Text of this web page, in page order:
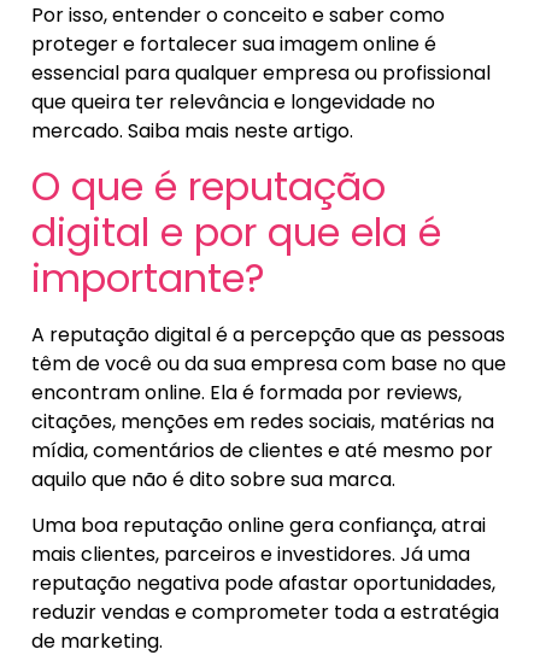
Por isso, entender o conceito e saber como
proteger e fortalecer sua imagem online é
essencial para qualquer empresa ou profissional
que queira ter relevância e longevidade no
mercado. Saiba mais neste artigo.
O que é reputação
digital e por que ela é
importante?
A reputação digital é a percepção que as pessoas
têm de você ou da sua empresa com base no que
encontram online. Ela é formada por reviews,
citações, menções em redes sociais, matérias na
mídia, comentários de clientes e até mesmo por
aquilo que não é dito sobre sua marca.
Uma boa reputação online gera confiança, atrai
mais clientes, parceiros e investidores. Já uma
reputação negativa pode afastar oportunidades,
reduzir vendas e comprometer toda a estratégia
de marketing.